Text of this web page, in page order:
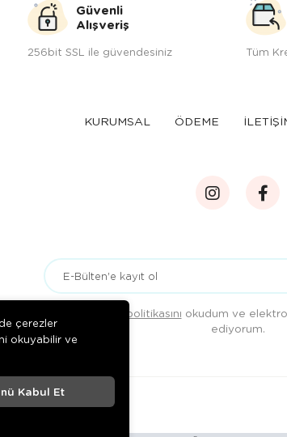
Güvenli
Alışveriş
256bit SSL ile güvendesiniz Tüm
KURUMSAL ÖDEME
Gizlilik politikasını okudum ve
ediyorum.
çerezler
okuyabilir ve
Kabul Et